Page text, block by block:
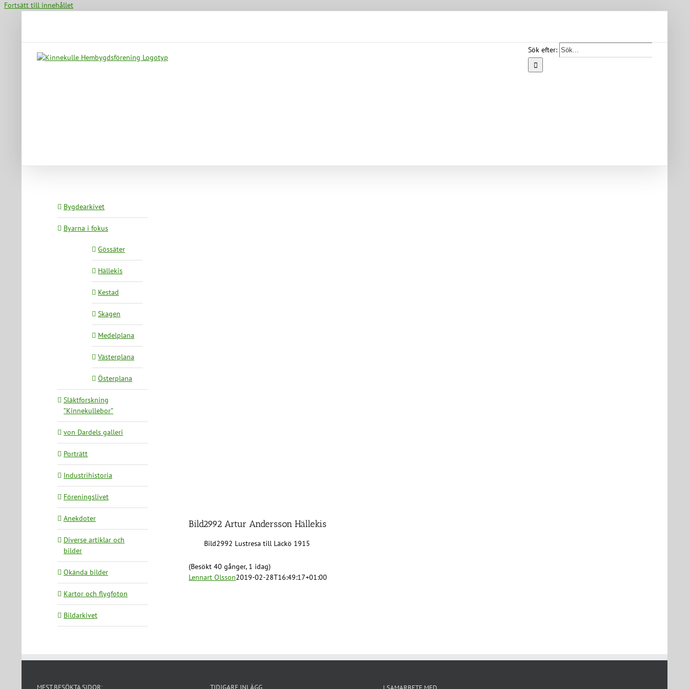
Fortsätt till innehållet
Sök efter:
Bild2992 Artur Andersson Hällekis
Bild2992 Lustresa till Läckö 1915
(Besökt 40 gånger, 1 idag)
Lennart Olsson2019-02-28T16:49:17+01:00
Bygdearkivet
Byarna i fokus
Gössäter
Hällekis
Kestad
Skagen
Medelplana
Västerplana
Österplana
Släktforskning
”Kinnekullebor”
von Dardels galleri
Porträtt
Industrihistoria
Föreningslivet
Anekdoter
Diverse artiklar och
bilder
Okända bilder
Kartor och flygfoton
Bildarkivet
MEST BESÖKTA SIDOR: TIDIGARE INLÄGG